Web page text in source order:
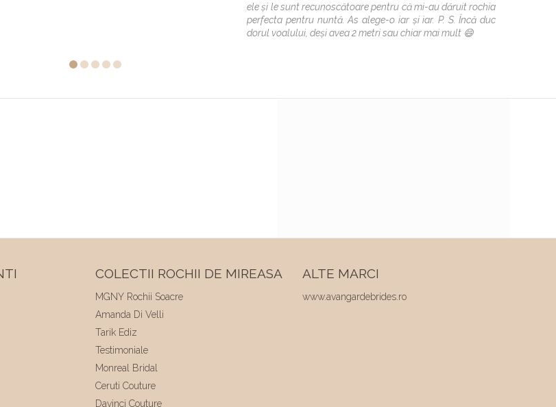
ele și le sunt recunoscătoare pentru că mi-au dăruit rochia
perfecta pentru nuntă. As alege-o iar și iar. P. S. Încă duc
dorul voalului, deși avea 2 metri sau chiar mai mult 😄
COLECTII ROCHII DE MIREASA
MGNY Rochii Soacre
Amanda Di Velli
Tarik Ediz
Testimoniale
Monreal Bridal
Ceruti Couture
Davinci Couture
ALTE MARCI
www.avangardebrides.ro